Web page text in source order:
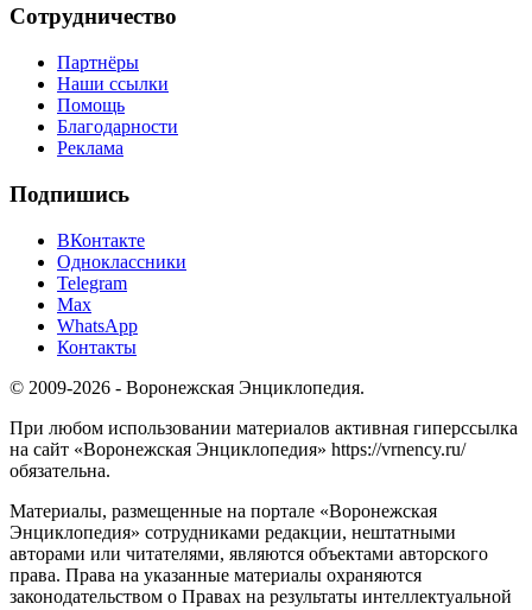
Сотрудничество
Партнёры
Наши ссылки
Помощь
Благодарности
Реклама
Подпишись
ВКонтакте
Одноклассники
Telegram
Max
WhatsApp
Контакты
© 2009-2026 - Воронежская Энциклопедия.
При любом использовании материалов активная гиперссылка
на сайт «Воронежская Энциклопедия» https://vrnency.ru/
обязательна.
Материалы, размещенные на портале «Воронежская
Энциклопедия» сотрудниками редакции, нештатными
авторами или читателями, являются объектами авторского
права. Права на указанные материалы охраняются
законодательством о Правах на результаты интеллектуальной